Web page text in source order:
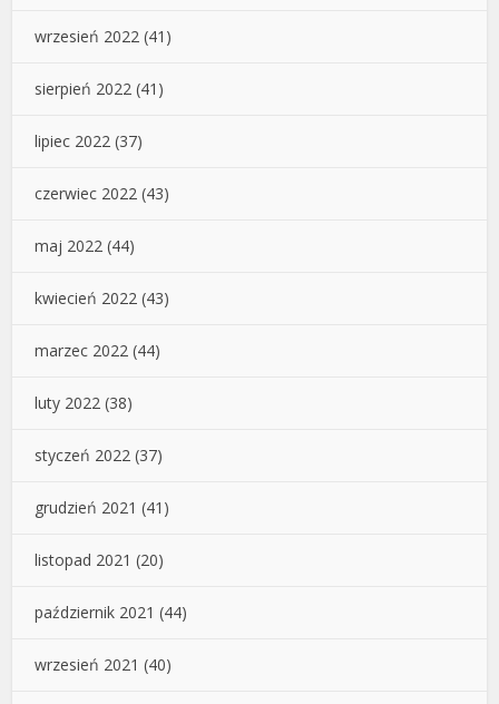
wrzesień 2022 (41)
sierpień 2022 (41)
lipiec 2022 (37)
czerwiec 2022 (43)
maj 2022 (44)
kwiecień 2022 (43)
marzec 2022 (44)
luty 2022 (38)
styczeń 2022 (37)
grudzień 2021 (41)
listopad 2021 (20)
październik 2021 (44)
wrzesień 2021 (40)